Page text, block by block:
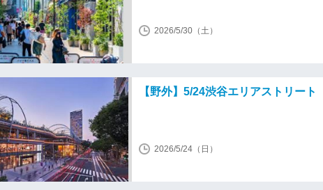
2026/5/30（土）
【野外】5/24渋谷エリアストリート
2026/5/24（日）